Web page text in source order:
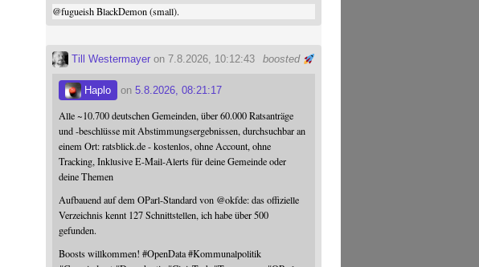
@fugueishBlackDemon (small).
boosted
Till Westermayer on 7.8.2026, 10:12:43
Haplo on5.8.2026, 08:21:17
Alle ~10.700 deutschen Gemeinden, über 60.000 Ratsanträge
und -beschlüsse mit Abstimmungsergebnissen, durchsuchbar an
einem Ort: ratsblick.de - kostenlos, ohne Account, ohne
Tracking, Inklusive E-Mail-Alerts für deine Gemeinde oder
deine Themen
Aufbauend auf dem OParl-Standard von @okfde: das offizielle
Verzeichnis kennt 127 Schnittstellen, ich habe über 500
gefunden.
Boosts willkommen!#OpenData #Kommunalpolitik